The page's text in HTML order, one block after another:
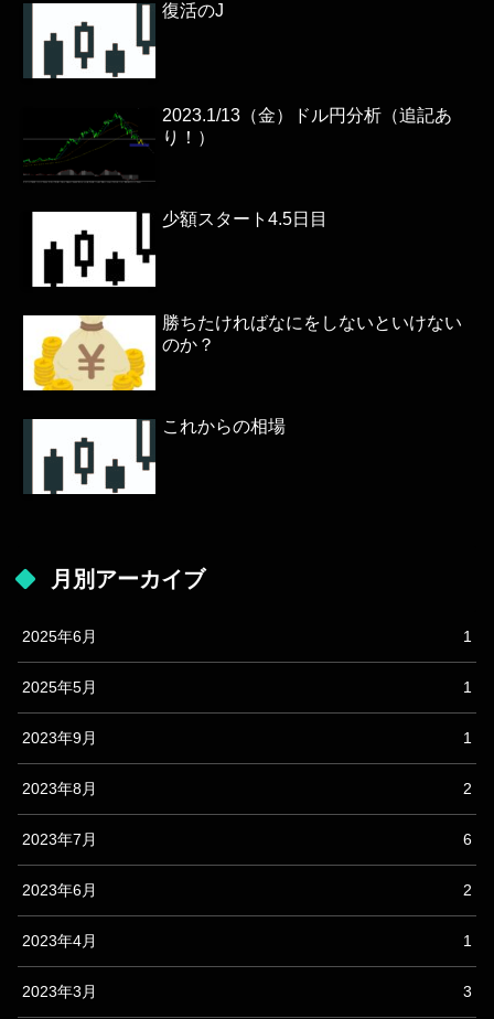
復活のJ
2023.1/13（金）ドル円分析（追記あ
り！）
少額スタート4.5日目
勝ちたければなにをしないといけない
のか？
これからの相場
月別アーカイブ
2025年6月 1
2025年5月 1
2023年9月 1
2023年8月 2
2023年7月 6
2023年6月 2
2023年4月 1
2023年3月 3